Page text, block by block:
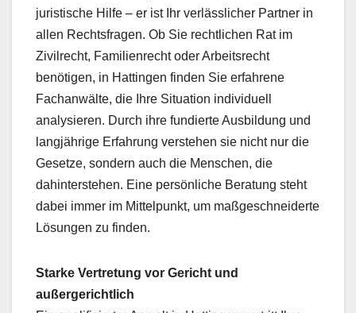
juristische Hilfe – er ist Ihr verlässlicher Partner in
allen Rechtsfragen. Ob Sie rechtlichen Rat im
Zivilrecht, Familienrecht oder Arbeitsrecht
benötigen, in Hattingen finden Sie erfahrene
Fachanwälte, die Ihre Situation individuell
analysieren. Durch ihre fundierte Ausbildung und
langjährige Erfahrung verstehen sie nicht nur die
Gesetze, sondern auch die Menschen, die
dahinterstehen. Eine persönliche Beratung steht
dabei immer im Mittelpunkt, um maßgeschneiderte
Lösungen zu finden.
Starke Vertretung vor Gericht und
außergerichtlich